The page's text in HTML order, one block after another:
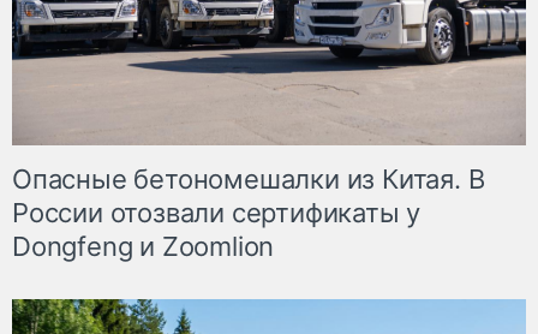
Опасные бетономешалки из Китая. В
России отозвали сертификаты у
Dongfeng и Zoomlion